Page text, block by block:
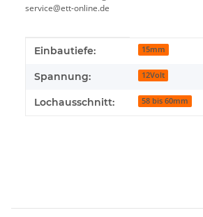
service@ett-online.de
Produkteigenschaft
Wert
Einbautiefe: 15mm
Spannung: 12Volt
Lochausschnitt: 58 bis 60mm